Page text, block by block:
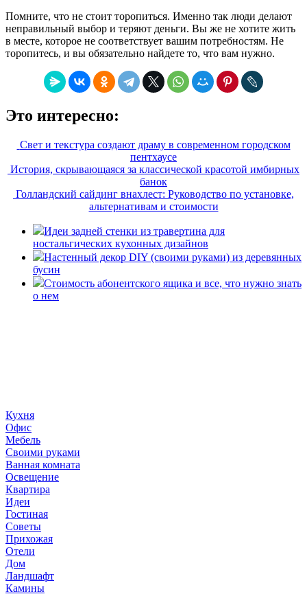
Помните, что не стоит торопиться. Именно так люди делают
неправильный выбор и теряют деньги. Вы же не хотите жить
в месте, которое не соответствует вашим потребностям. Не
торопитесь, и вы обязательно найдете то, что вам нужно.
Это интересно:
Свет и текстура создают драму в современном городском
пентхаусе
История, скрывающаяся за классической красотой имбирных
банок
Голландский сайдинг внахлест: Руководство по установке,
альтернативам и стоимости
Идеи задней стенки из травертина для
ностальгических кухонных дизайнов
Настенный декор DIY (своими руками) из деревянных
бусин
Стоимость абонентского ящика и все, что нужно знать
о нем
Кухня
Офис
Мебель
Своими руками
Ванная комната
Освещение
Квартира
Идеи
Гостиная
Советы
Прихожая
Отели
Дом
Ландшафт
Камины